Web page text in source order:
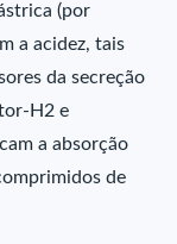
(por
a acidez, tais
da secreção
H2 e
a absorção
de